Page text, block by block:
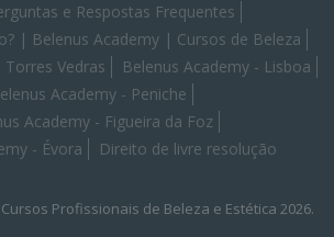
e Respostas Frequentes
| Belenus Academy | Cursos de Beleza
Torres Vedras
Belenus Academy - Lisboa
Academy - Peniche
Academy - Figueira da Foz
- Évora
Direito de livre resolução
Profissionais de Beleza e Estética 2026.